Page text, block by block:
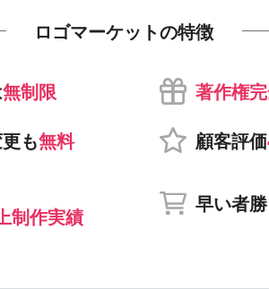
ロゴマーケットの特徴
無制限
著作権
も無料 顧客評価
制作実績
早い者